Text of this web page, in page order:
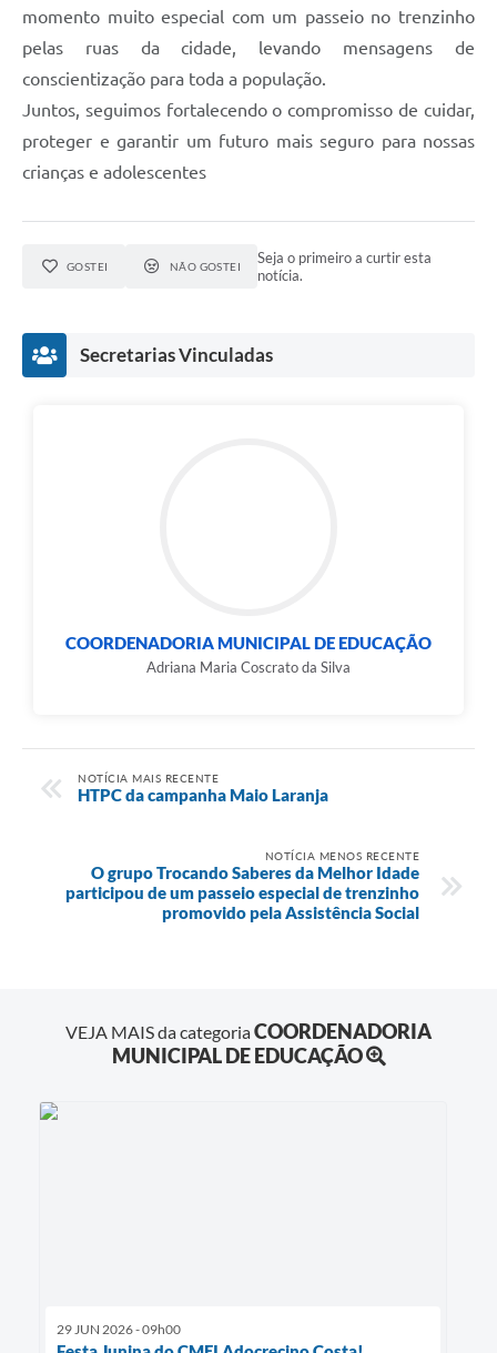
momento muito especial com um passeio no trenzinho
pelas ruas da cidade, levando mensagens de
conscientização para toda a população.
Juntos, seguimos fortalecendo o compromisso de cuidar,
proteger e garantir um futuro mais seguro para nossas
crianças e adolescentes
GOSTEI NÃO GOSTEI
Seja o primeiro a curtir esta
notícia.
Secretarias Vinculadas
COORDENADORIA MUNICIPAL DE EDUCAÇÃO
Adriana Maria Coscrato da Silva
NOTÍCIA MAIS RECENTE
HTPC da campanha Maio Laranja
NOTÍCIA MENOS RECENTE
O grupo Trocando Saberes da Melhor Idade
participou de um passeio especial de trenzinho
promovido pela Assistência Social
VEJA MAIS da categoriaCOORDENADORIA
MUNICIPAL DE EDUCAÇÃO
29 JUN 2026 - 09h00